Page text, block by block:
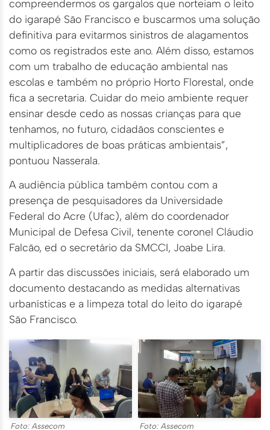
compreendermos os gargalos que norteiam o leito
do igarapé São Francisco e buscarmos uma solução
definitiva para evitarmos sinistros de alagamentos
como os registrados este ano. Além disso, estamos
com um trabalho de educação ambiental nas
escolas e também no próprio Horto Florestal, onde
fica a secretaria. Cuidar do meio ambiente requer
ensinar desde cedo as nossas crianças para que
tenhamos, no futuro, cidadãos conscientes e
multiplicadores de boas práticas ambientais”,
pontuou Nasserala.
A audiência pública também contou com a
presença de pesquisadores da Universidade
Federal do Acre (Ufac), além do coordenador
Municipal de Defesa Civil, tenente coronel Cláudio
Falcão, ed o secretário da SMCCI, Joabe Lira.
A partir das discussões iniciais, será elaborado um
documento destacando as medidas alternativas
urbanísticas e a limpeza total do leito do igarapé
São Francisco.
Foto: Assecom Foto: Assecom